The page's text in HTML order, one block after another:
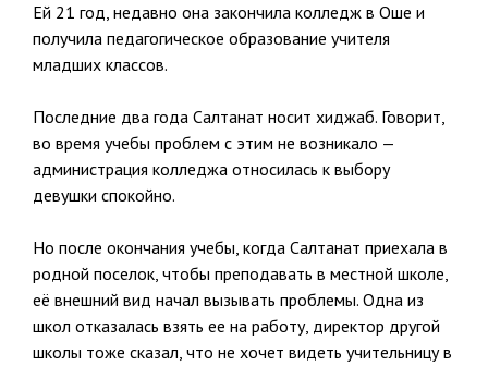
Ей 21 год, недавно она закончила колледж в Оше и
получила педагогическое образование учителя
младших классов.
Последние два года Салтанат носит хиджаб. Говорит,
во время учебы проблем с этим не возникало —
администрация колледжа относилась к выбору
девушки спокойно.
Но после окончания учебы, когда Салтанат приехала в
родной поселок, чтобы преподавать в местной школе,
её внешний вид начал вызывать проблемы. Одна из
школ отказалась взять ее на работу, директор другой
школы тоже сказал, что не хочет видеть учительницу в